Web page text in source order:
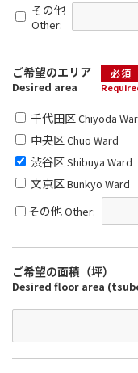
その他
Other:
ご希望のエリア
Desired area
必須
千代田区Chiyoda
中央区Chuo Ward
渋谷区Shibuya Ward
文京区Bunkyo Ward
その他Other:
ご希望の面積（坪）
Desired floor area